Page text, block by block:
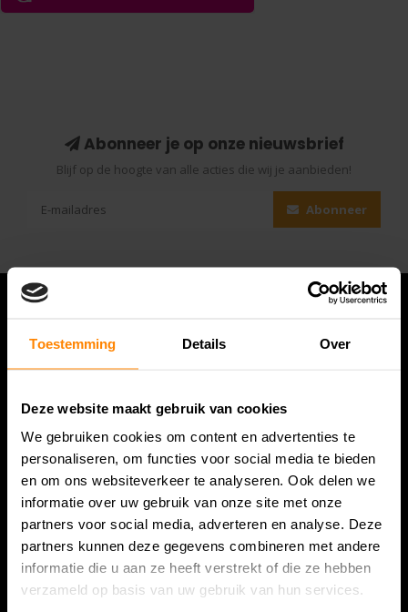
Toestemming Details Over
Deze website maakt gebruik van cookies
We gebruiken cookies om content en advertenties te
personaliseren, om functies voor social media te bieden
en om ons websiteverkeer te analyseren. Ook delen we
informatie over uw gebruik van onze site met onze
partners voor social media, adverteren en analyse. Deze
partners kunnen deze gegevens combineren met andere
informatie die u aan ze heeft verstrekt of die ze hebben
verzameld op basis van uw gebruik van hun services.
Abonneer je op onze nieuwsbrief
Blijf op de hoogte van alle acties die wij je aanbieden!
Abonneer
Bespanracket.nl is dé racketspecialist van Lelystad en
omstreken.
Snijdersstraat 6
8224 AA Lelystad
Nederland